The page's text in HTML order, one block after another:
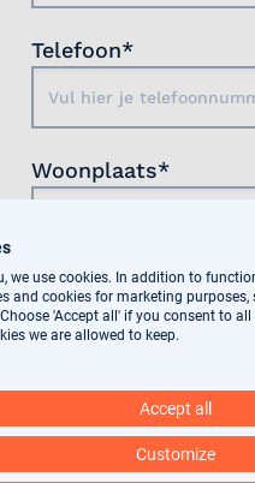
Telefoon*
Woonplaats*
Tik de code over
Verstuur
we use cookies. In addition to
and cookies for marketing purposes,
'Accept all' if you consent to
we are allowed to keep.
Accept all
Customize